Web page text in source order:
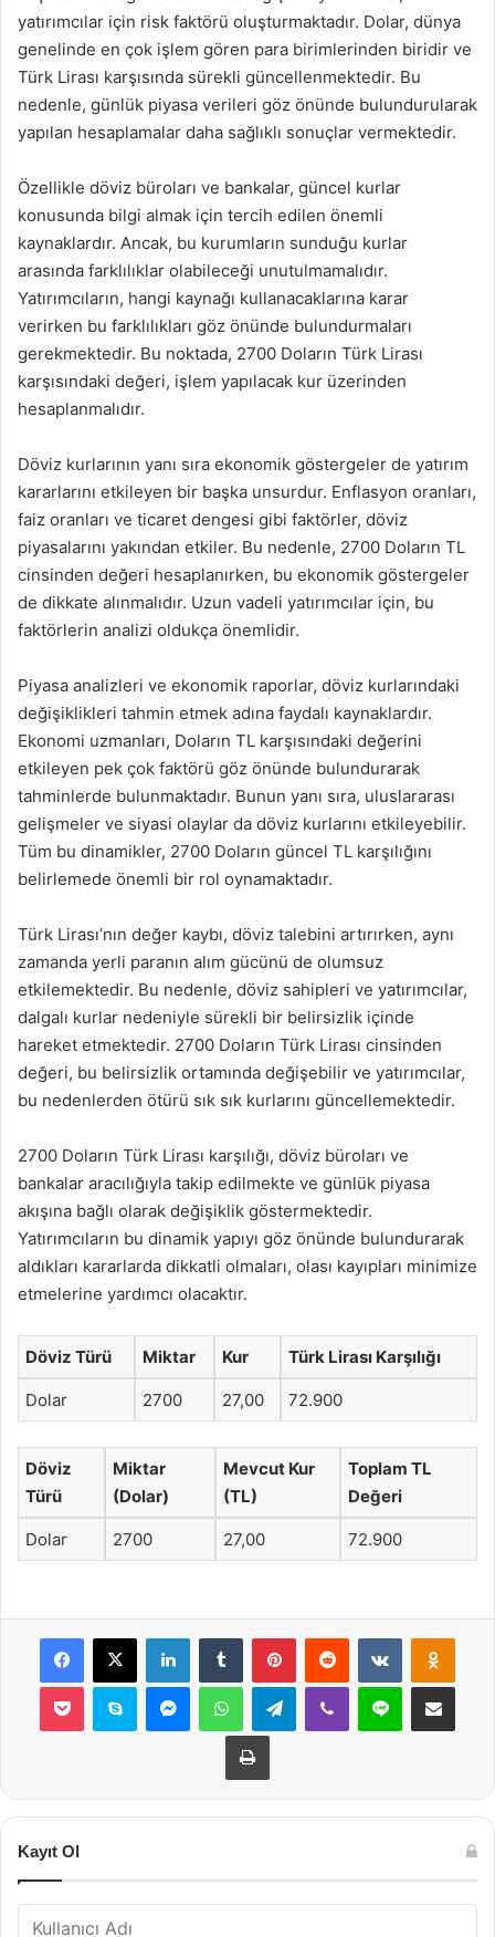
yatırımcılar için risk faktörü oluşturmaktadır. Dolar, dünya
genelinde en çok işlem gören para birimlerinden biridir ve
Türk Lirası karşısında sürekli güncellenmektedir. Bu
nedenle, günlük piyasa verileri göz önünde bulundurularak
yapılan hesaplamalar daha sağlıklı sonuçlar vermektedir.
Özellikle döviz büroları ve bankalar, güncel kurlar
konusunda bilgi almak için tercih edilen önemli
kaynaklardır. Ancak, bu kurumların sunduğu kurlar
arasında farklılıklar olabileceği unutulmamalıdır.
Yatırımcıların, hangi kaynağı kullanacaklarına karar
verirken bu farklılıkları göz önünde bulundurmaları
gerekmektedir. Bu noktada, 2700 Doların Türk Lirası
karşısındaki değeri, işlem yapılacak kur üzerinden
hesaplanmalıdır.
Döviz kurlarının yanı sıra ekonomik göstergeler de yatırım
kararlarını etkileyen bir başka unsurdur. Enflasyon oranları,
faiz oranları ve ticaret dengesi gibi faktörler, döviz
piyasalarını yakından etkiler. Bu nedenle, 2700 Doların TL
cinsinden değeri hesaplanırken, bu ekonomik göstergeler
de dikkate alınmalıdır. Uzun vadeli yatırımcılar için, bu
faktörlerin analizi oldukça önemlidir.
Piyasa analizleri ve ekonomik raporlar, döviz kurlarındaki
değişiklikleri tahmin etmek adına faydalı kaynaklardır.
Ekonomi uzmanları, Doların TL karşısındaki değerini
etkileyen pek çok faktörü göz önünde bulundurarak
tahminlerde bulunmaktadır. Bunun yanı sıra, uluslararası
gelişmeler ve siyasi olaylar da döviz kurlarını etkileyebilir.
Tüm bu dinamikler, 2700 Doların güncel TL karşılığını
belirlemede önemli bir rol oynamaktadır.
Türk Lirası’nın değer kaybı, döviz talebini artırırken, aynı
zamanda yerli paranın alım gücünü de olumsuz
etkilemektedir. Bu nedenle, döviz sahipleri ve yatırımcılar,
dalgalı kurlar nedeniyle sürekli bir belirsizlik içinde
hareket etmektedir. 2700 Doların Türk Lirası cinsinden
değeri, bu belirsizlik ortamında değişebilir ve yatırımcılar,
bu nedenlerden ötürü sık sık kurlarını güncellemektedir.
2700 Doların Türk Lirası karşılığı, döviz büroları ve
bankalar aracılığıyla takip edilmekte ve günlük piyasa
akışına bağlı olarak değişiklik göstermektedir.
Yatırımcıların bu dinamik yapıyı göz önünde bulundurarak
aldıkları kararlarda dikkatli olmaları, olası kayıpları minimize
etmelerine yardımcı olacaktır.
Döviz Türü Miktar Kur Türk Lirası Karşılığı
Dolar 2700 27,00 72.900
Döviz
Türü
Miktar
(Dolar)
Mevcut Kur
(TL)
Toplam TL
Değeri
Dolar 2700 27,00 72.900
Facebook
X LinkedInTumblr PinterestReddit VKontakte
Pocket Skype MessengerWhatsAppTelegramViber Line E-Posta ile
Yazdır
Kayıt Ol